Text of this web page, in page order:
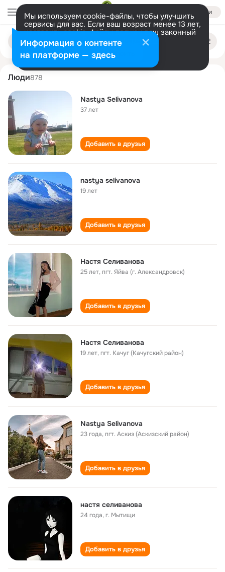
Войти
Мы используем cookie-файлы, чтобы улучшить
сервисы для вас. Если ваш возраст менее 13 лет,
настроить cookie-файлы должен ваш законный
представитель. Больше информации
Разрешить все Настроить
Поиск
людям
nastya selivanova
Люди878
Nastya Selivanova
37 лет
Добавить в друзья
nastya selivanova
19 лет
Добавить в друзья
Нacтя Селивaновa
25 лет,пгт. Яйва (г. Александровск)
Добавить в друзья
Настя Селиванова
19 лет,пгт. Качуг (Качугский район)
Добавить в друзья
Nastya Selivanova
23 года,пгт. Аскиз (Аскизский район)
Добавить в друзья
настя селиванова
24 года,г. Мытищи
Добавить в друзья
Информация о контенте
на платформе — здесь